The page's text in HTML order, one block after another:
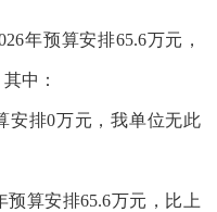
年预算安排65.6万元，
中：
安排0万元，我单位无此
算安排65.6万元，比上